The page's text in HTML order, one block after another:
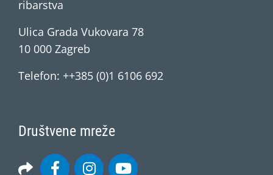
ribarstva
Ulica Grada Vukovara 78
10 000 Zagreb
Telefon: ++385 (0)1 6106 692
Društvene mreže